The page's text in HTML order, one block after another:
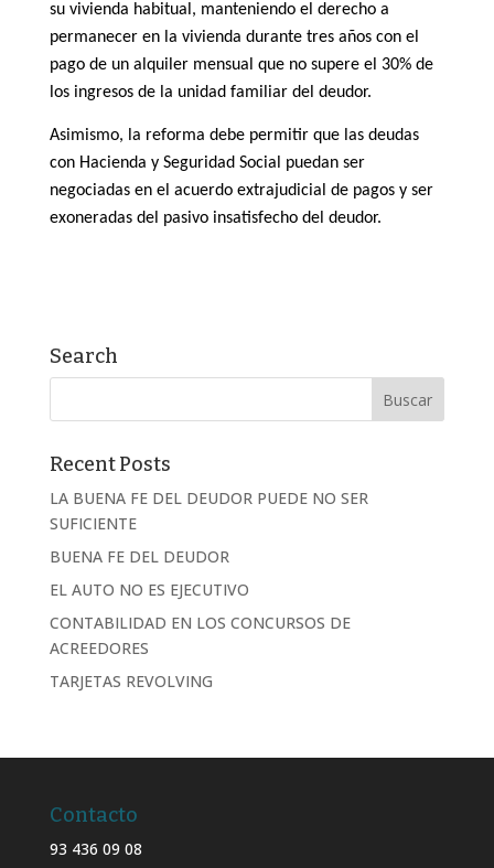
su vivienda habitual, manteniendo el derecho a
permanecer en la vivienda durante tres años con el
pago de un alquiler mensual que no supere el 30% de
los ingresos de la unidad familiar del deudor.
Asimismo, la reforma debe permitir que las deudas
con Hacienda y Seguridad Social puedan ser
negociadas en el acuerdo extrajudicial de pagos y ser
exoneradas del pasivo insatisfecho del deudor.
Search
Recent Posts
LA BUENA FE DEL DEUDOR PUEDE NO SER
SUFICIENTE
BUENA FE DEL DEUDOR
EL AUTO NO ES EJECUTIVO
CONTABILIDAD EN LOS CONCURSOS DE
ACREEDORES
TARJETAS REVOLVING
Contacto
93 436 09 08